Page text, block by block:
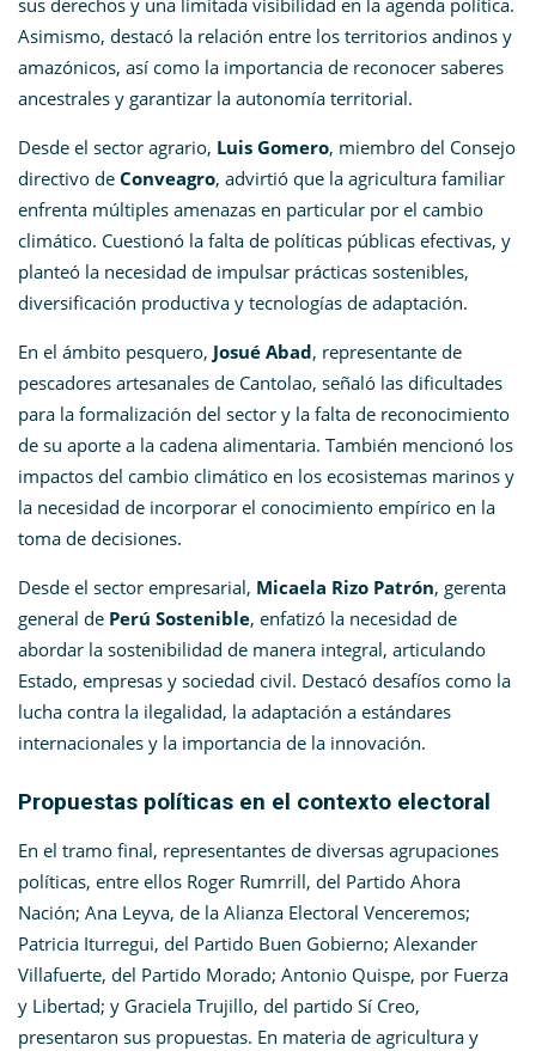
sus derechos y una limitada visibilidad en la agenda política.
Asimismo, destacó la relación entre los territorios andinos y
amazónicos, así como la importancia de reconocer saberes
ancestrales y garantizar la autonomía territorial.
Desde el sector agrario, Luis Gomero, miembro del Consejo
directivo de Conveagro, advirtió que la agricultura familiar
enfrenta múltiples amenazas en particular por el cambio
climático. Cuestionó la falta de políticas públicas efectivas, y
planteó la necesidad de impulsar prácticas sostenibles,
diversificación productiva y tecnologías de adaptación.
En el ámbito pesquero, Josué Abad, representante de
pescadores artesanales de Cantolao, señaló las dificultades
para la formalización del sector y la falta de reconocimiento
de su aporte a la cadena alimentaria. También mencionó los
impactos del cambio climático en los ecosistemas marinos y
la necesidad de incorporar el conocimiento empírico en la
toma de decisiones.
Desde el sector empresarial, Micaela Rizo Patrón, gerenta
general de Perú Sostenible, enfatizó la necesidad de
abordar la sostenibilidad de manera integral, articulando
Estado, empresas y sociedad civil. Destacó desafíos como la
lucha contra la ilegalidad, la adaptación a estándares
internacionales y la importancia de la innovación.
Propuestas políticas en el contexto electoral
En el tramo final, representantes de diversas agrupaciones
políticas, entre ellos Roger Rumrrill, del Partido Ahora
Nación; Ana Leyva, de la Alianza Electoral Venceremos;
Patricia Iturregui, del Partido Buen Gobierno; Alexander
Villafuerte, del Partido Morado; Antonio Quispe, por Fuerza
y Libertad; y Graciela Trujillo, del partido Sí Creo,
presentaron sus propuestas. En materia de agricultura y